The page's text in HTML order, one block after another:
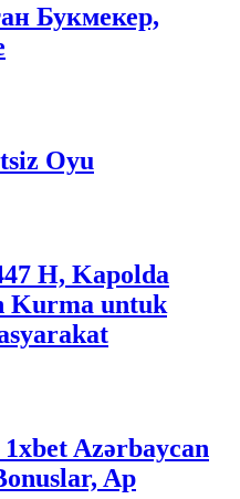
Букмекер,
Oyu
H, Kapolda
Kurma untuk
Azərbaycan
Ap